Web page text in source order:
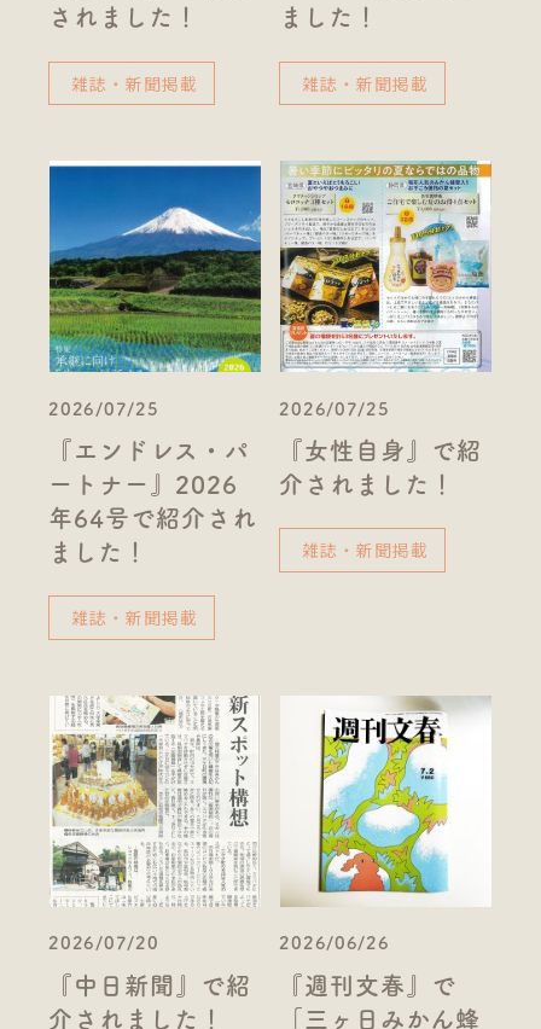
されました！
雑誌・新聞掲載
ました！
雑誌・新聞掲載
2026/07/25
『エンドレス・パ
ートナー』2026
年64号で紹介され
ました！
雑誌・新聞掲載
2026/07/25
『女性自身』で紹
介されました！
雑誌・新聞掲載
2026/07/20
『中日新聞』で紹
介されました！
2026/06/26
『週刊文春』で
「三ヶ日みかん蜂